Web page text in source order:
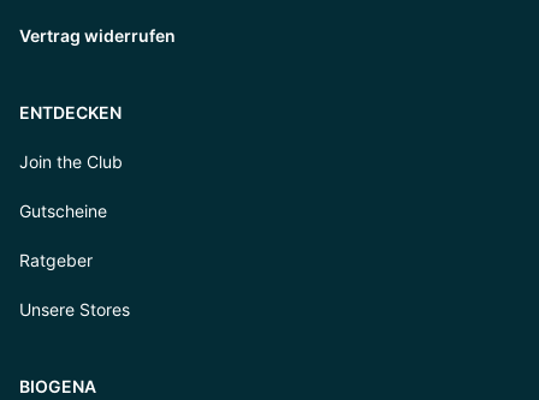
Vertrag widerrufen
ENTDECKEN
Join the Club
Gutscheine
Ratgeber
Unsere Stores
BIOGENA